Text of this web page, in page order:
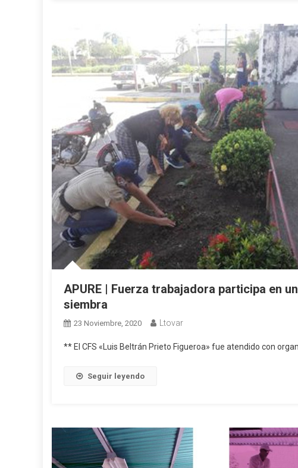
APURE | Fuerza trabajadora participa en
siembra
23 Noviembre, 2020 Ltovar
** El CFS «Luis Beltrán Prieto Figueroa» fue atendido con
Seguir leyendo